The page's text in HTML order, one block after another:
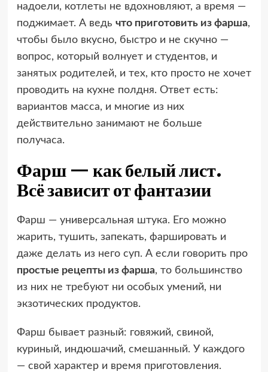
надоели, котлеты не вдохновляют, а время —
поджимает. А ведь что приготовить из фарша,
чтобы было вкусно, быстро и не скучно —
вопрос, который волнует и студентов, и
занятых родителей, и тех, кто просто не хочет
проводить на кухне полдня. Ответ есть:
вариантов масса, и многие из них
действительно занимают не больше
получаса.
Фарш — как белый лист.
Всё зависит от фантазии
Фарш — универсальная штука. Его можно
жарить, тушить, запекать, фаршировать и
даже делать из него суп. А если говорить про
простые рецепты из фарша, то большинство
из них не требуют ни особых умений, ни
экзотических продуктов.
Фарш бывает разный: говяжий, свиной,
куриный, индюшачий, смешанный. У каждого
— свой характер и время приготовления.